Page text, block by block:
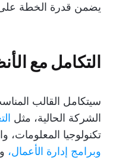
يضمن قدرة الخطة على
التكامل مع
سيتكامل القالب
الشركة الحالية، مثل
تكنولوجيا المعلومات،
وبرامج إدارة الأعمال،